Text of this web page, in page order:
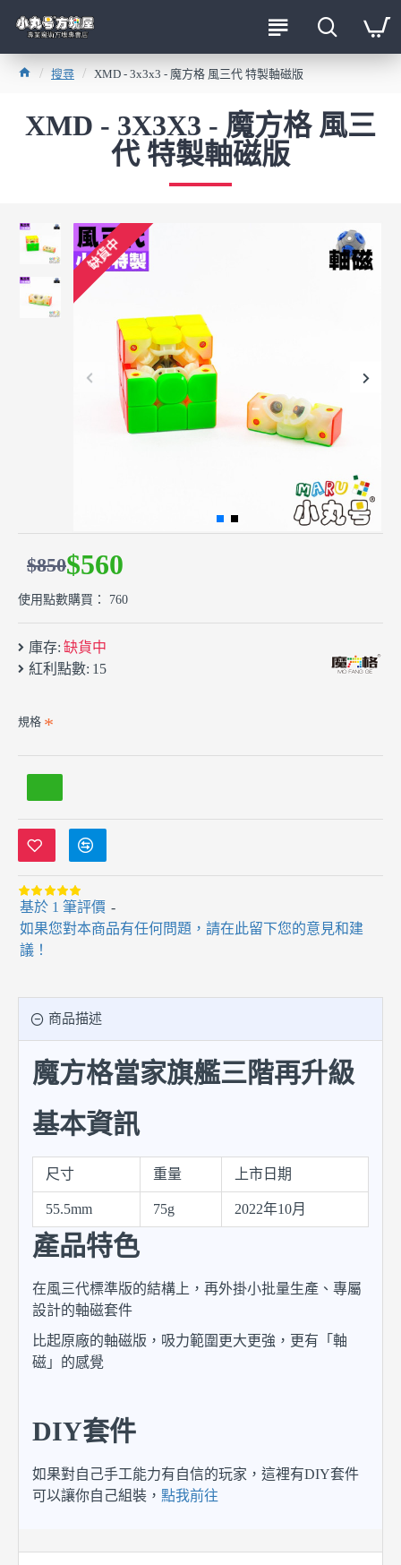
搜尋 XMD - 3x3x3 - 魔方格 風三代 特製軸磁版
XMD - 3X3X3 - 魔方格 風三
代 特製軸磁版
缺貨中
庫存: 缺貨中
紅利點數: 15
基於 1 筆評價 -
如果您對本商品有任何問題，請在此留下您的意見和建
議！
$560
$850
使用點數購買： 760
規格
商品描述
魔方格當家旗艦三階再升級
基本資訊
尺寸 重量 上市日期
55.5mm 75g 2022年10月
產品特色
在風三代標準版的結構上，再外掛小批量生產、專屬
設計的軸磁套件
比起原廠的軸磁版，吸力範圍更大更強，更有「軸
磁」的感覺
DIY套件
如果對自己手工能力有自信的玩家，這裡有DIY套件
可以讓你自己組裝， 點我前往